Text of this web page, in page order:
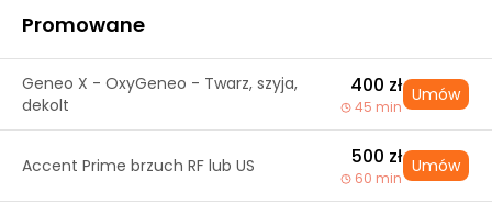
Promowane
Geneo X - OxyGeneo - Twarz, szyja,
dekolt
400 zł
45 min
Umów
Accent Prime brzuch RF lub US 500 zł
60 min
Umów